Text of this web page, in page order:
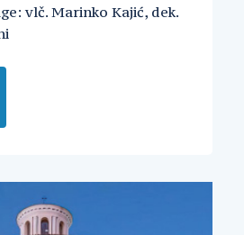
vlč. Marinko Kajić, dek.